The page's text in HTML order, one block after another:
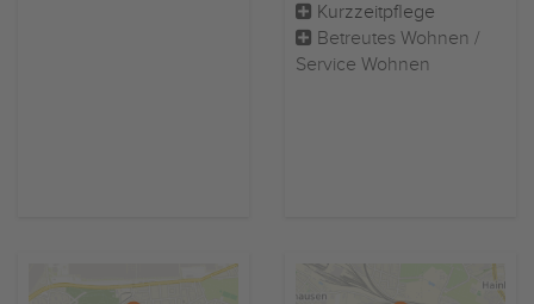
Kurzzeitpflege
Betreutes Wohnen /
Service Wohnen